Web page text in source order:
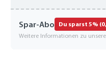
Spar-Abo Du sparst 5%
Weitere Informationen zu